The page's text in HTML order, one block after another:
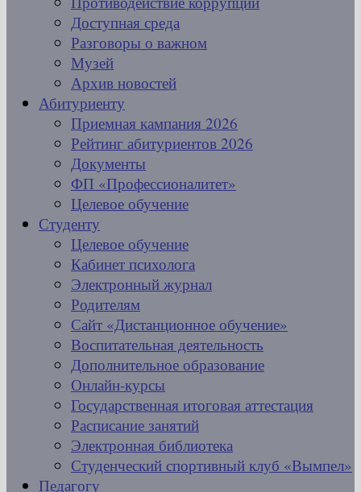
Доступная среда
Разговоры о важном
Музей
Архив новостей
Абитуриенту
Приемная кампания 2026
Рейтинг абитуриентов 2026
Документы
ФП «Профессионалитет»
Целевое обучение
Студенту
Целевое обучение
Кабинет психолога
Электронный журнал
Родителям
Сайт «Дистанционное обучение»
Воспитательная деятельность
Дополнительное образование
Онлайн-курсы
Государственная итоговая аттестация
Расписание занятий
Электронная библиотека
Студенческий спортивный клуб «Вымпел»
Педагогу